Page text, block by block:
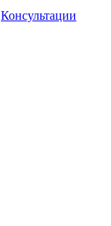
Консультации